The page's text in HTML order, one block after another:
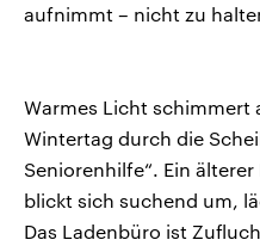
aufnimmt – nicht zu
Warmes Licht schimmert
Wintertag durch die
Seniorenhilfe“. Ein
blickt sich suchend um,
Das Ladenbüro ist